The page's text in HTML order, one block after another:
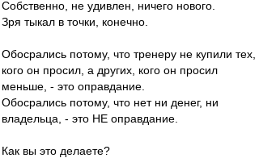
Собственно, не удивлен, ничего нового.
Зря тыкал в точки, конечно.
Обосрались потому, что тренеру не купили тех,
кого он просил, а других, кого он просил
меньше, - это оправдание.
Обосрались потому, что нет ни денег, ни
владельца, - это НЕ оправдание.
Как вы это делаете?